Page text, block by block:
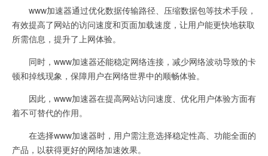
www加速器通过优化数据传输路径、压缩数据包等技术手段，
有效提高了网站的访问速度和页面加载速度，让用户能更快地获取
所需信息，提升了上网体验。
同时，www加速器还能稳定网络连接，减少网络波动导致的卡
顿和掉线现象，保障用户在网络世界中的顺畅体验。
因此，www加速器在提高网站访问速度、优化用户体验方面有
着不可替代的作用。
在选择www加速器时，用户需注意选择稳定性高、功能全面的
产品，以获得更好的网络加速效果。